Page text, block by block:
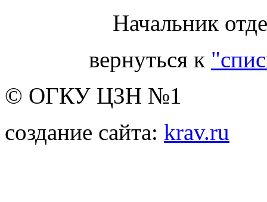
Начальник
вернуться к
© ОГКУ ЦЗН №1
создание сайта: krav.ru